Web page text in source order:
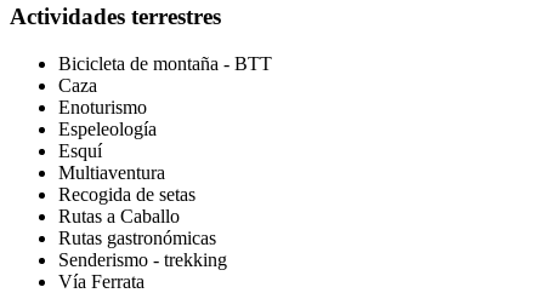
Actividades terrestres
Bicicleta de montaña - BTT
Caza
Enoturismo
Espeleología
Esquí
Multiaventura
Recogida de setas
Rutas a Caballo
Rutas gastronómicas
Senderismo - trekking
Vía Ferrata